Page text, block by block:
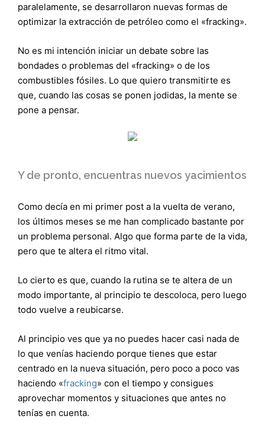
paralelamente, se desarrollaron nuevas formas de
optimizar la extracción de petróleo como el «fracking».
No es mi intención iniciar un debate sobre las
bondades o problemas del «fracking» o de los
combustibles fósiles. Lo que quiero transmitirte es
que, cuando las cosas se ponen jodidas, la mente se
pone a pensar.
Y de pronto, encuentras nuevos yacimientos
Como decía en mi primer post a la vuelta de verano,
los últimos meses se me han complicado bastante por
un problema personal. Algo que forma parte de la vida,
pero que te altera el ritmo vital.
Lo cierto es que, cuando la rutina se te altera de un
modo importante, al principio te descoloca, pero luego
todo vuelve a reubicarse.
Al principio ves que ya no puedes hacer casi nada de
lo que venías haciendo porque tienes que estar
centrado en la nueva situación, pero poco a poco vas
haciendo «fracking» con el tiempo y consigues
aprovechar momentos y situaciones que antes no
tenías en cuenta.